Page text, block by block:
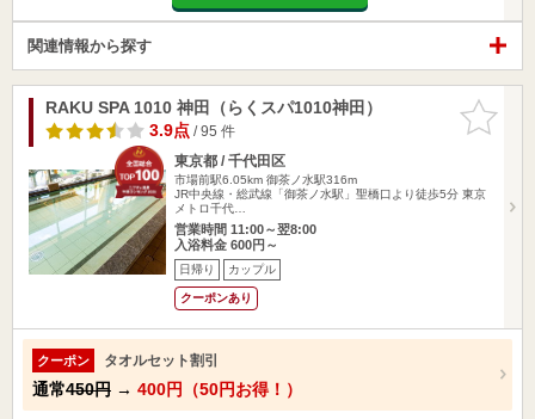
関連情報から探す
お気に入
りに追加
RAKU SPA 1010 神田（らくスパ1010神田）
3.9点/ 95 件
東京都 / 千代田区
市場前駅6.05km 御茶ノ水駅316m
JR中央線・総武線「御茶ノ水駅」聖橋口より徒歩5分 東京
メトロ千代…
営業時間 11:00～翌8:00
入浴料金 600円～
日帰り カップル
クーポンあり
クーポン タオルセット割引
通常450円 → 400円（50円お得！）